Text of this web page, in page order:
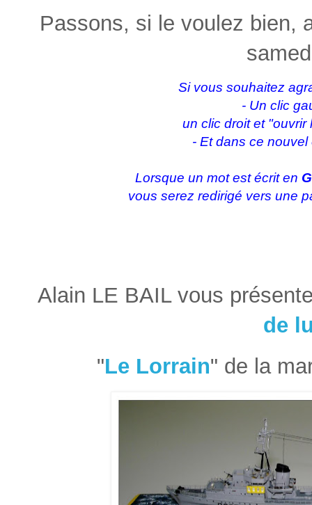
Passons, si le voulez bien,
Si vous souhaitez
- Un clic
un clic droit et
- Et dans ce
Lorsque un mot est écrit en
vous serez redirigé vers une
Alain LE BAIL vous
de
"Le Lorrain" de la